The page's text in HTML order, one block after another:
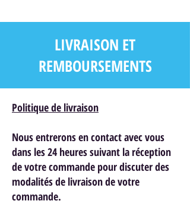
LIVRAISON ET
REMBOURSEMENTS
Politique de livraison
Nous entrerons en contact avec vous
dans les 24 heures suivant la réception
de votre commande pour discuter des
modalités de livraison de votre
commande.